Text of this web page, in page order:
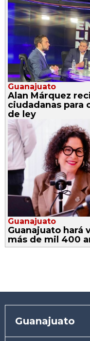
Guanajuato
Alan Márquez
ciudadanas para
de ley
Guanajuato
Guanajuato hará
más de mil 400
Guanajuato